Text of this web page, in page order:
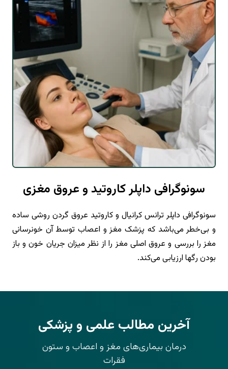
سونوگرافی داپلر کاروتید و عروق مغزی
سونوگرافی داپلر ترانس کرانیال و کاروتید عروق گردن روشی ساده
و بی‌خطر می‌باشد که پزشک مغز و اعصاب توسط آن خونرسانی
مغز را بررسی و عروق اصلی مغز را از نظر میزان جریان خون و باز
بودن رگها ارزیابی می‌کند.
آخرین مطالب علمی و پزشکی
درمان بیماری‌های مغز و اعصاب و ستون
فقرات